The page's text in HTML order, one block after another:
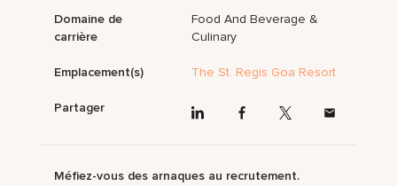
Domaine de
carrière
Food And Beverage &
Culinary
Emplacement(s) The St. Regis Goa Resort
Partager
Méfiez-vous des arnaques au recrutement.